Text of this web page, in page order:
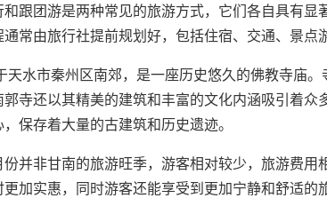
跟团游是两种常见的旅游方式，它们各自具有显
常由旅行社提前规划好，包括住宿、交通、景点
天水市秦州区南郊，是一座历史悠久的佛教寺庙
寺还以其精美的建筑和丰富的文化内涵吸引着
保存着大量的古建筑和历史遗迹。
并非甘南的旅游旺季，游客相对较少，旅游费用
加实惠，同时游客还能享受到更加宁静和舒适的